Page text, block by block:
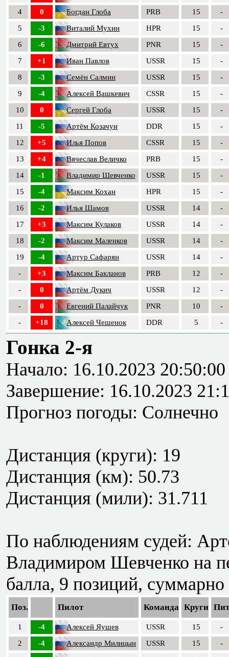
4
0 Богдан Глоба PRB 15
-
5
-3 Виталий Мухин HPR 15
-
6
-6 Дмитрий Евтух PNR 15
-
7
+1 Иван Павлов USSR 15
-
8
-3 Семён Салмин USSR 15
-
9
-4 Алексей Вашкевич CSSR 15
-
10
0 Сергей Глоба USSR 15
-
11
-5 Артём Козачун DDR 15
-
12
+5 Илья Попов CSSR 15
-
13
+4 Вячеслав Величко PRB 15
-
14
-1 Владимир Шевченко USSR 15
-
15
-4 Максим Кохан HPR 15
-
16
-2 Илья Шамов USSR 14
-
17
+3 Максим Кулаков USSR 14
-
18
-2 Максим Маленков USSR 14
-
19
-4 Артур Сафарян USSR 14
-
-
+3 Максим Бакланов PRB 12
-
-
0 Артём Дукич USSR 12
-
-
0 Евгений Палайчук PNR 10
-
-
+18 Алексей Чешенок DDR 5 -
Гонка 2-я
Начало: 16.10.2023 20:50:00
Завершение: 16.10.2023
Прогноз погоды: Солнечно
Дистанция (круги): 19
Дистанция (км): 50.73
Дистанция (мили): 31.711
По наблюдениям судей:
Владимиром Шевченко на
балла, 9 позиций,
Поз. Пилот Команда Круги Пит
1 -4 Алексей Яушев USSR 15
-
2
-4 Александр Милицын USSR 15
-